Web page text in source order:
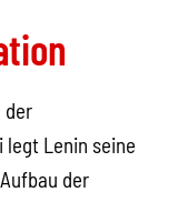
der
Lenin seine
der